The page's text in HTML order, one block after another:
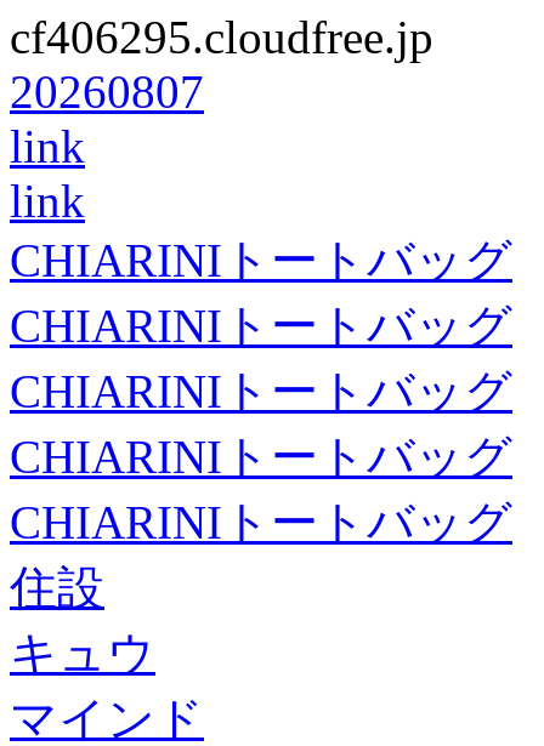
cf406295.cloudfree.jp
20260807
link
link
CHIARINIトートバッグ
CHIARINIトートバッグ
CHIARINIトートバッグ
CHIARINIトートバッグ
CHIARINIトートバッグ
住設
キュウ
マインド